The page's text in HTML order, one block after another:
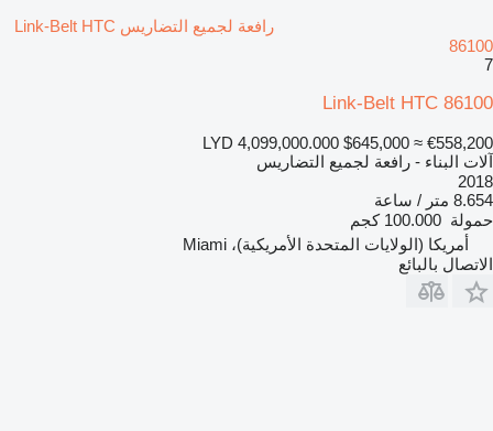
رافعة لجميع التضاريس Link-Belt HTC
86100
7
Link-Belt HTC 86100
LYD 4,099,000.000 $645,000 ≈ €558,200
آلات البناء - رافعة لجميع التضاريس
2018
8.654 متر / ساعة
حمولة 100.000 كجم
أمريكا (الولايات المتحدة الأمريكية)، Miami
الاتصال بالبائع